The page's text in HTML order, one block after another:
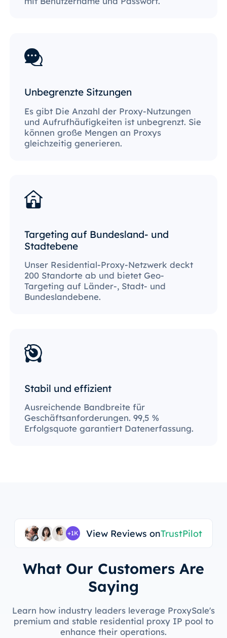
Unbegrenzte Sitzungen
Es gibt Die Anzahl der Proxy-Nutzungen
und Aufrufhäufigkeiten ist unbegrenzt. Sie
können große Mengen an Proxys
gleichzeitig generieren.
Targeting auf Bundesland- und
Stadtebene
Unser Residential-Proxy-Netzwerk deckt
200 Standorte ab und bietet Geo-
Targeting auf Länder-, Stadt- und
Bundeslandebene.
Stabil und effizient
Ausreichende Bandbreite für
Geschäftsanforderungen. 99,5 %
Erfolgsquote garantiert Datenerfassung.
+1K View Reviews onTrustPilot
What Our Customers Are
Saying
Learn how industry leaders leverage ProxySale's
premium and stable residential proxy IP pool to
enhance their operations.